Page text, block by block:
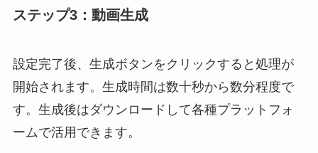
ステップ3：動画生成
設定完了後、生成ボタンをクリックすると処理が
開始されます。生成時間は数十秒から数分程度で
す。生成後はダウンロードして各種プラットフォ
ームで活用できます。